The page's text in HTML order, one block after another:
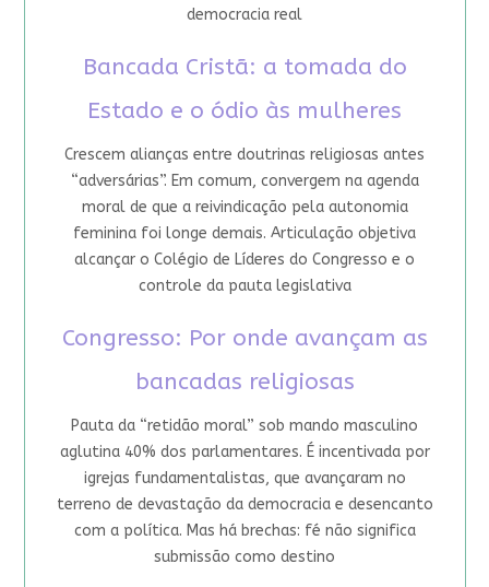
democracia real
Bancada Cristã: a tomada do
Estado e o ódio às mulheres
Crescem alianças entre doutrinas religiosas antes
“adversárias”. Em comum, convergem na agenda
moral de que a reivindicação pela autonomia
feminina foi longe demais. Articulação objetiva
alcançar o Colégio de Líderes do Congresso e o
controle da pauta legislativa
Congresso: Por onde avançam as
bancadas religiosas
Pauta da “retidão moral” sob mando masculino
aglutina 40% dos parlamentares. É incentivada por
igrejas fundamentalistas, que avançaram no
terreno de devastação da democracia e desencanto
com a política. Mas há brechas: fé não significa
submissão como destino